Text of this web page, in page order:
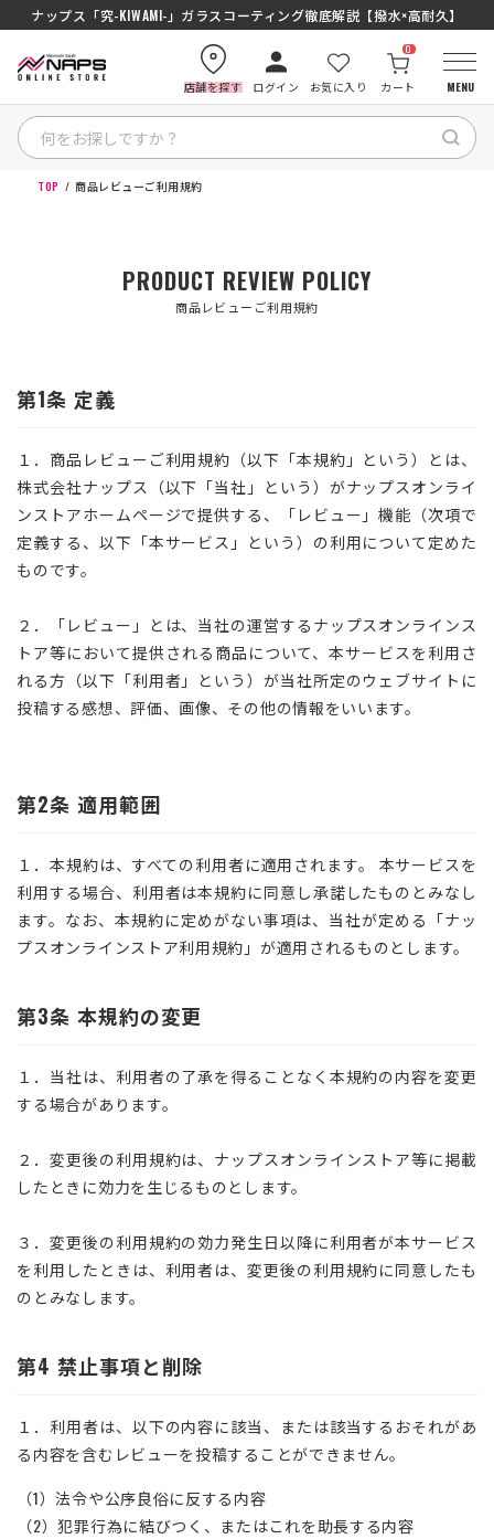
ナップス「究-KIWAMI-」ガラスコーティング徹底解説【撥水×高耐久】
店舗を探す ログイン お気に入り カート
0
MENU
店舗を探す
特定商取引法に基づく表記
古物営業法に基づく表示/保険勧誘
方針
プライバシーポリシー
返金ポリシー
TOP 商品レビューご利用規約
PRODUCT REVIEW POLICY
商品レビューご利用規約
第1条 定義
１．商品レビューご利用規約（以下「本規約」という）とは、
株式会社ナップス（以下「当社」という）がナップスオンライ
ンストアホームページで提供する、「レビュー」機能（次項で
定義する、以下「本サービス」という）の利用について定めた
ものです。
２．「レビュー」とは、当社の運営するナップスオンラインス
トア等において提供される商品について、本サービスを利用さ
れる方（以下「利用者」という）が当社所定のウェブサイトに
投稿する感想、評価、画像、その他の情報をいいます。
第2条 適用範囲
１．本規約は、すべての利用者に適用されます。 本サービスを
利用する場合、利用者は本規約に同意し承諾したものとみなし
ます。なお、本規約に定めがない事項は、当社が定める「ナッ
プスオンラインストア利用規約」が適用されるものとします。
第3条 本規約の変更
１．当社は、利用者の了承を得ることなく本規約の内容を変更
する場合があります。
２．変更後の利用規約は、ナップスオンラインストア等に掲載
したときに効力を生じるものとします。
３．変更後の利用規約の効力発生日以降に利用者が本サービス
を利用したときは、利用者は、変更後の利用規約に同意したも
のとみなします。
第4 禁止事項と削除
１．利用者は、以下の内容に該当、または該当するおそれがあ
る内容を含むレビューを投稿することができません。
（1）法令や公序良俗に反する内容
（2）犯罪行為に結びつく、またはこれを助長する内容